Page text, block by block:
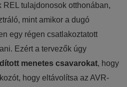
REL tulajdonosok otthonában,
mint amikor a dugó
egy régen csatlakoztatott
Ezért a tervezők úgy
menetes csavarokat, hogy
hogy eltávolítsa az AVR-